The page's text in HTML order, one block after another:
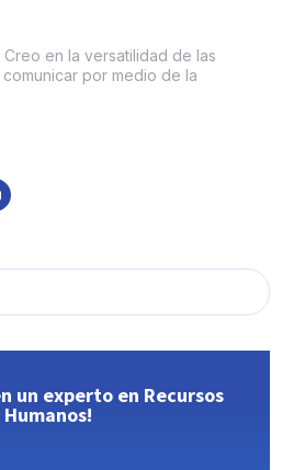
Creo en la versatilidad de las
por medio de la
un experto en Recursos
Humanos!